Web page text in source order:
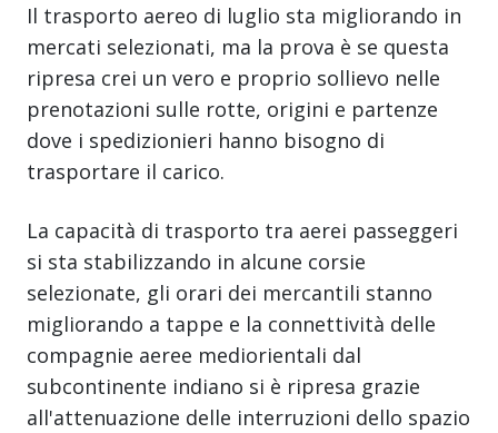
Il trasporto aereo di luglio sta migliorando in
mercati selezionati, ma la prova è se questa
ripresa crei un vero e proprio sollievo nelle
prenotazioni sulle rotte, origini e partenze
dove i spedizionieri hanno bisogno di
trasportare il carico.
La capacità di trasporto tra aerei passeggeri
si sta stabilizzando in alcune corsie
selezionate, gli orari dei mercantili stanno
migliorando a tappe e la connettività delle
compagnie aeree mediorientali dal
subcontinente indiano si è ripresa grazie
all'attenuazione delle interruzioni dello spazio